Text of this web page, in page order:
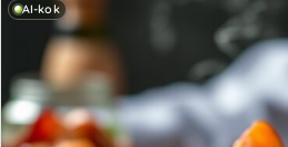
AI-kok